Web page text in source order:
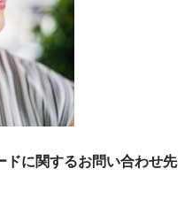
ドに関するお問い合わせ先